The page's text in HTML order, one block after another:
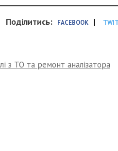
Поділитись: FACEBOOK |
з ТО та ремонт аналізатора